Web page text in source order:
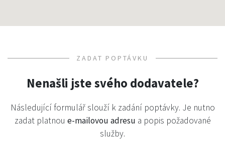
ZADAT POPTÁVKU
Nenašli jste svého dodavatele?
Následující formulář slouží k zadání poptávky. Je nutno
zadat platnou e-mailovou adresu a popis požadované
služby.